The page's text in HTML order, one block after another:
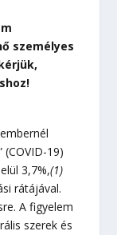
személyes
19)
3,7%,(1)
rátájával.
A figyelem
szerek és